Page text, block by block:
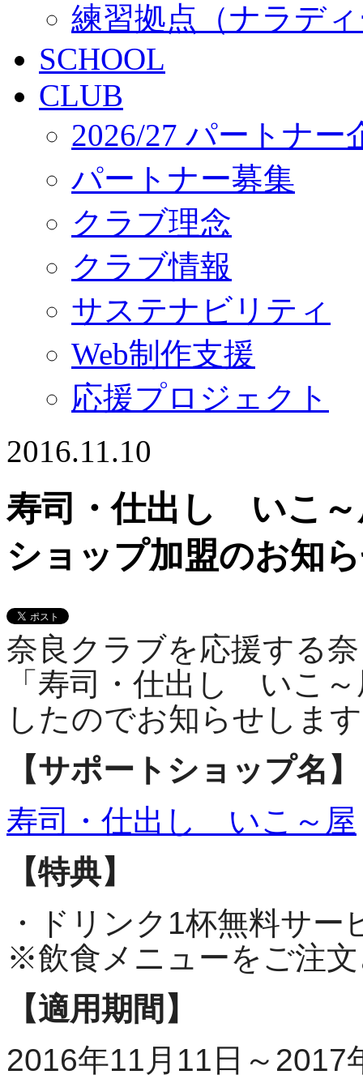
練習拠点（ナラデ
SCHOOL
CLUB
2026/27 パートナー
パートナー募集
クラブ理念
クラブ情報
サステナビリティ
Web制作支援
応援プロジェクト
2016.11.10
寿司・仕出し いこ～
ショップ加盟のお知
奈良クラブを応援する
「寿司・仕出し いこ
したのでお知らせしま
【サポートショップ名】
寿司・仕出し いこ～屋
【特典】
・ドリンク1杯無料サー
※飲食メニューをご注
【適用期間】
2016年11月11日～2017